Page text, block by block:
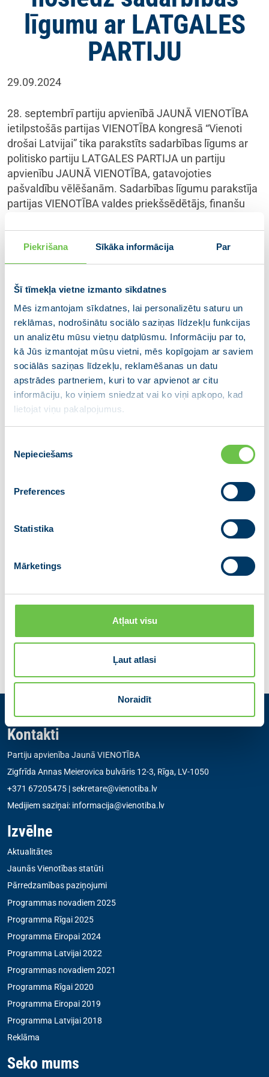
Piekrišana Sīkāka informācija Par
Šī tīmekļa vietne izmanto sīkdatnes
Mēs izmantojam sīkdatnes, lai personalizētu saturu un
reklāmas, nodrošinātu sociālo saziņas līdzekļu funkcijas
un analizētu mūsu vietņu datplūsmu. Informāciju par to,
kā Jūs izmantojat mūsu vietni, mēs kopīgojam ar saviem
sociālās saziņas līdzekļu, reklamēšanas un datu
apstrādes partneriem, kuri to var apvienot ar citu
informāciju, ko viņiem sniedzat vai ko viņi apkopo, kad
lietojat viņu pakalpojumus.
izvēle
Nepieciešams
Preferences
Statistika
Mārketings
Atļaut visu
Ļaut atlasi
Noraidīt
līgumu ar LATGALES
PARTIJU
29.09.2024
28. septembrī partiju apvienībā JAUNĀ VIENOTĪBA
ietilpstošās partijas VIENOTĪBA kongresā “Vienoti
drošai Latvijai” tika parakstīts sadarbības līgums ar
politisko partiju LATGALES PARTIJA un partiju
apvienību JAUNĀ VIENOTĪBA, gatavojoties
pašvaldību vēlēšanām. Sadarbības līgumu parakstīja
partijas VIENOTĪBA valdes priekšsēdētājs, finanšu
līdzpriekšsēdētājs Sergejs Maksimovs un partijas
VIENOTĪBA valdes locekle, partiju apvienības JAUNĀ
VIENOTĪBA valdes priekšsēdētāja, Ministru
Šis nozīmīgais solis palīdzēs nodrošināt Latvijas kā
tiesiskas, eiropeiskas un nacionālas valsts ilgtspējīgu
un līdzsvarotu izaugsmi, Latvijas novadu un pilsētu
attīstību, kā arī iespējami plašāku sabiedrības
līdzdalību politikas veidošanā, sadarbību īpaši
koncentrējot uz Latgales novadu.
Kongresa delegāti apstiprināja šī sadarbības līguma
kopēju gatavošanos 2025.gada pašvaldību
vēlēšanām un savstarpēju atbalstu ikdienas darbā.
Tālr.: +371 28351588
Iepriekšējā Atgriezties Nākamā
Kontakti
Partiju apvienība Jaunā VIENOTĪBA
Zigfrīda Annas Meierovica bulvāris 12-3, Rīga, LV-1050
+371 67205475 |sekretare@vienotiba.lv
Medijiem saziņai: informacija@vienotiba.lv
Izvēlne
Aktualitātes
Jaunās Vienotības statūti
Pārredzamības paziņojumi
Programmas novadiem 2025
Programma Rīgai 2025
Programma Eiropai 2024
Programma Latvijai 2022
Programmas novadiem 2021
Programma Rīgai 2020
Programma Eiropai 2019
Programma Latvijai 2018
Reklāma
Seko mums